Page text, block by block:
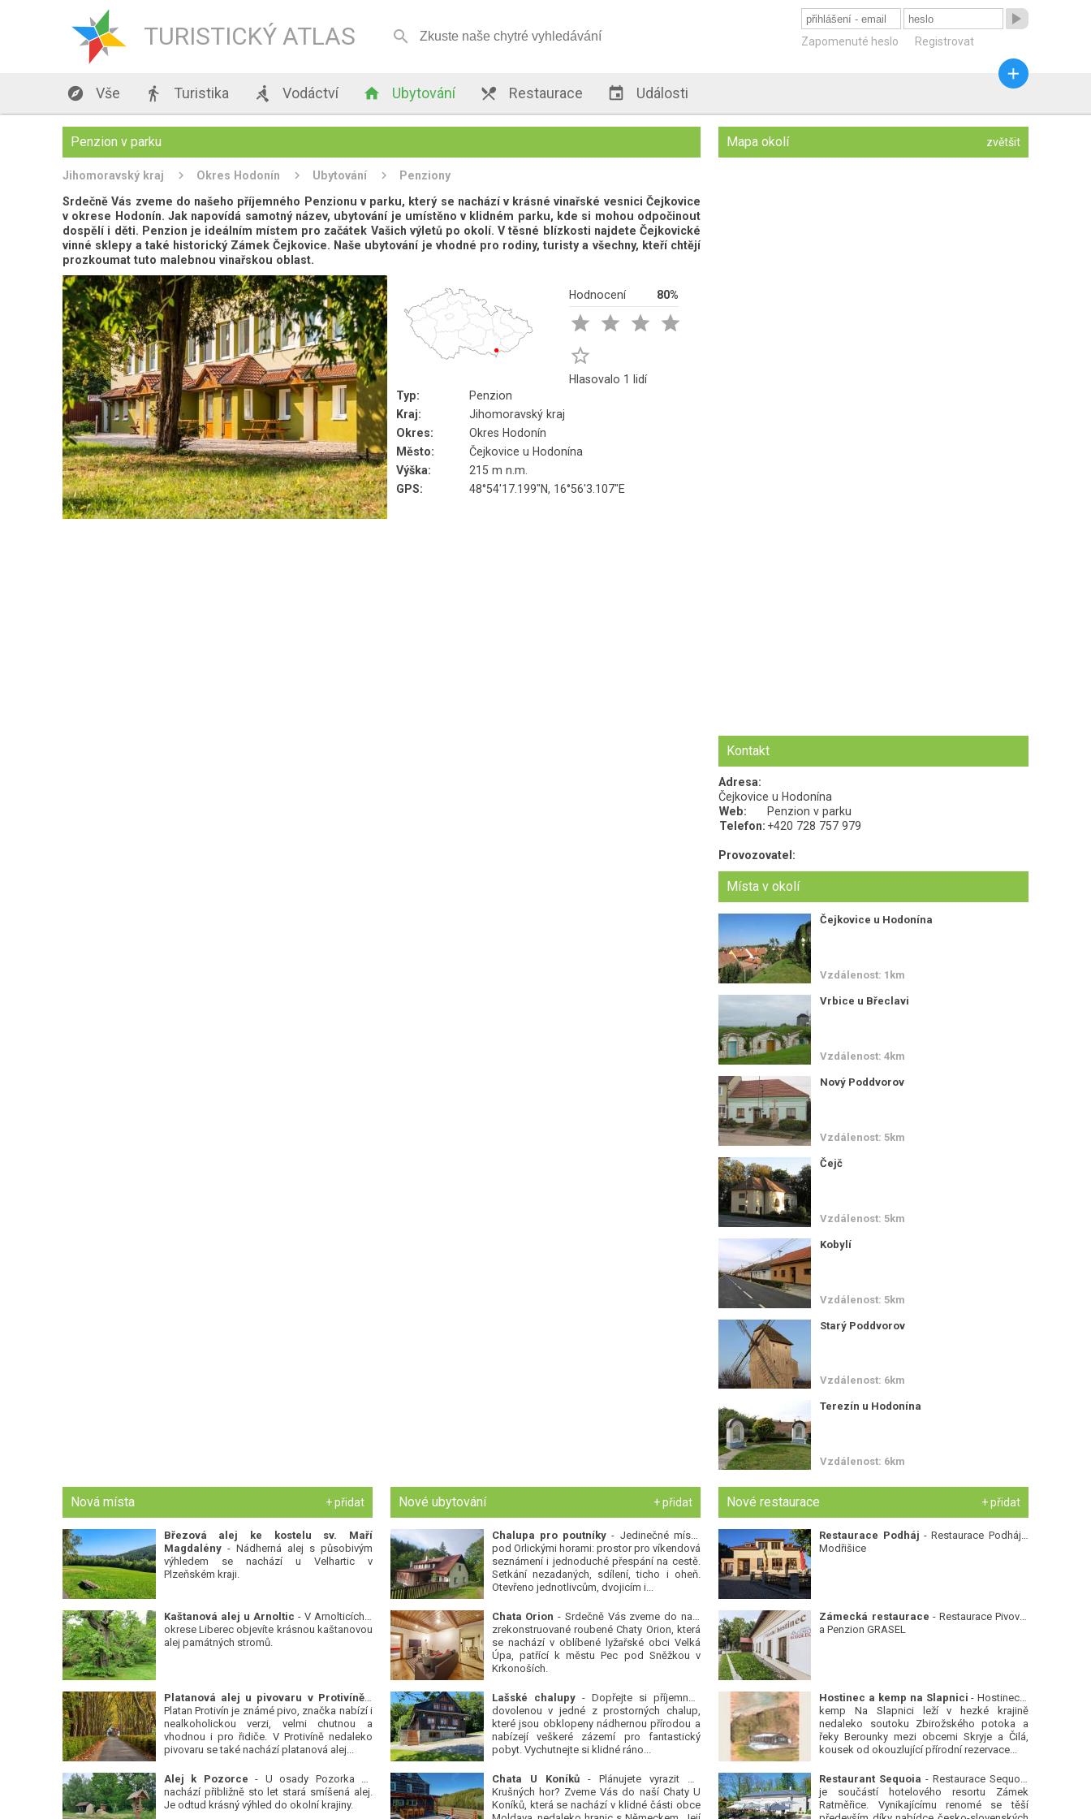
TURISTICKÝ ATLAS 

Zapomenuté heslo Registrovat
 Vše  Turistika  Vodáctví  Ubytování  Restaurace  Události

Penzion v parku
Jihomoravský kraj Okres Hodonín Ubytování
Penziony
Srdečně Vás zveme do našeho příjemného Penzionu v parku, který se nachází v krásné vinařské vesnici Čejkovice
v okrese Hodonín. Jak napovídá samotný název, ubytování je umístěno v klidném parku, kde si mohou odpočinout
dospělí i děti. Penzion je ideálním místem pro začátek Vašich výletů po okolí. V těsné blízkosti najdete Čejkovické
vinné sklepy a také historický Zámek Čejkovice. Naše ubytování je vhodné pro rodiny, turisty a všechny, kteří chtějí
prozkoumat tuto malebnou vinařskou oblast.
Hodnocení 80%
   

Hlasovalo 1 lidí
Typ:
Penzion
Kraj:
Jihomoravský kraj
Okres:
Okres Hodonín
Město:
Čejkovice u Hodonína
Výška:
215 m n.m.
GPS:
48°54'17.199"N, 16°56'3.107"E
Mapa okolí zvětšit
Kontakt
Adresa:
Čejkovice u Hodonína
Web:
Penzion v parku
Telefon: +420 728 757 979
Provozovatel:
Místa v okolí
Čejkovice u Hodonína
Vzdálenost: 1km
Vrbice u Břeclavi
Vzdálenost: 4km
Nový Poddvorov
Vzdálenost: 5km
Čejč
Vzdálenost: 5km
Kobylí
Vzdálenost: 5km
Starý Poddvorov
Vzdálenost: 6km
Terezín u Hodonína
Vzdálenost: 6km
Nová místa + přidat
Březová alej ke kostelu sv. Maří
Magdalény- Nádherná alej s působivým
výhledem se nachází u Velhartic v
Plzeňském kraji.
Kaštanová alej u Arnoltic - V Arnolticích v
okrese Liberec objevíte krásnou kaštanovou
alej památných stromů.
Platanová alej u pivovaru v Protivíně
-
Platan Protivín je známé pivo, značka nabízí i
nealkoholickou verzi, velmi chutnou a
vhodnou i pro řidiče. V Protivíně nedaleko
pivovaru se také nachází platanová alej...
Alej k Pozorce - U osady Pozorka se
nachází přibližně sto let stará smíšená alej.
Je odtud krásný výhled do okolní krajiny.
Nové ubytování + přidat
Chalupa pro poutníky - Jedinečné místo
pod Orlickými horami: prostor pro víkendová
seznámení i jednoduché přespání na cestě.
Setkání nezadaných, sdílení, ticho i oheň.
Otevřeno jednotlivcům, dvojicím i...
Chata Orion - Srdečně Vás zveme do naší
zrekonstruované roubené Chaty Orion, která
se nachází v oblíbené lyžařské obci Velká
Úpa, patřící k městu Pec pod Sněžkou v
Krkonoších.
Lašské chalupy- Dopřejte si příjemnou
dovolenou v jedné z prostorných chalup,
které jsou obklopeny nádhernou přírodou a
nabízejí veškeré zázemí pro fantastický
pobyt. Vychutnejte si klidné ráno...
Chata U Koníků- Plánujete vyrazit do
Krušných hor? Zveme Vás do naší Chaty U
Koníků, která se nachází v klidné části obce
Nové restaurace + přidat
Restaurace Podháj - Restaurace Podháj -
Modřišice
Zámecká restaurace - Restaurace Pivovar
a Penzion GRASEL
Hostinec a kemp na Slapnici - Hostinec a
kemp Na Slapnici leží v hezké krajině
nedaleko soutoku Zbirožského potoka a
řeky Berounky mezi obcemi Skryje a Čilá,
kousek od okouzlující přírodní rezervace...
Restaurant Sequoia - Restaurace Sequoia
je součástí hotelového resortu Zámek
Ratměřice. Vynikajícímu renomé se těší